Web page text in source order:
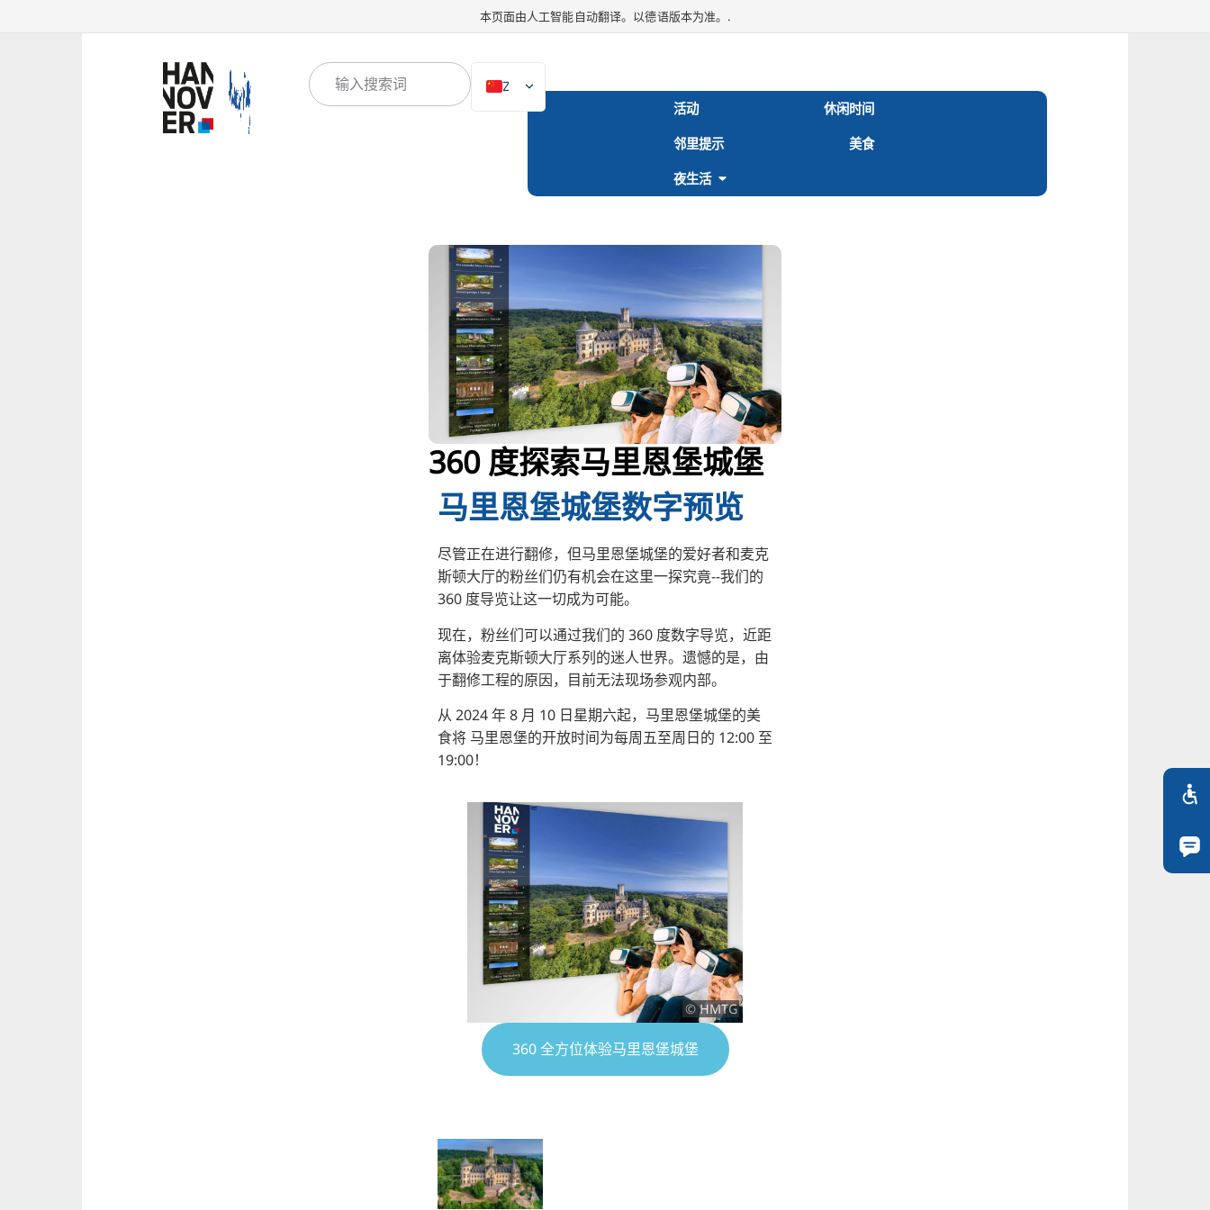
本页面由人工智能自动翻译。以德语版本为准。.
DE
DA
SV
FR
PT
TR
RU
FI
KO
UK
BG
活动 休闲时间
邻里提示 美食
夜生活
360 度探索马里恩堡城堡
马里恩堡城堡数字预览
尽管正在进行翻修，但马里恩堡城堡的爱好者和麦克
斯顿大厅的粉丝们仍有机会在这里一探究竟--我们的
360 度导览让这一切成为可能。
现在，粉丝们可以通过我们的 360 度数字导览，近距
离体验麦克斯顿大厅系列的迷人世界。遗憾的是，由
于翻修工程的原因，目前无法现场参观内部。
从 2024 年 8 月 10 日星期六起，马里恩堡城堡的美
食将 马里恩堡的开放时间为每周五至周日的 12:00 至
19:00！
© HMTG
360 全方位体验马里恩堡城堡